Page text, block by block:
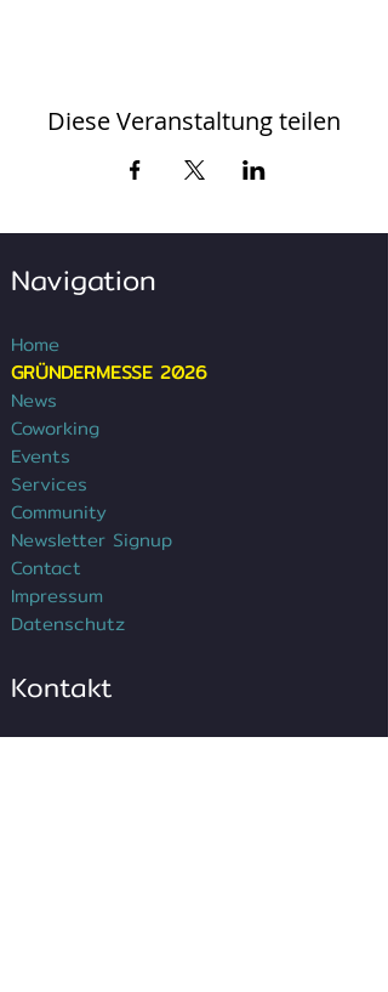
Diese Veranstaltung teilen
Navigation
Home
GRÜNDERMESSE 2026
News
Coworking
Events
Services
Community
Newsletter Signup
Contact
Impressum
Datenschutz
Kontakt